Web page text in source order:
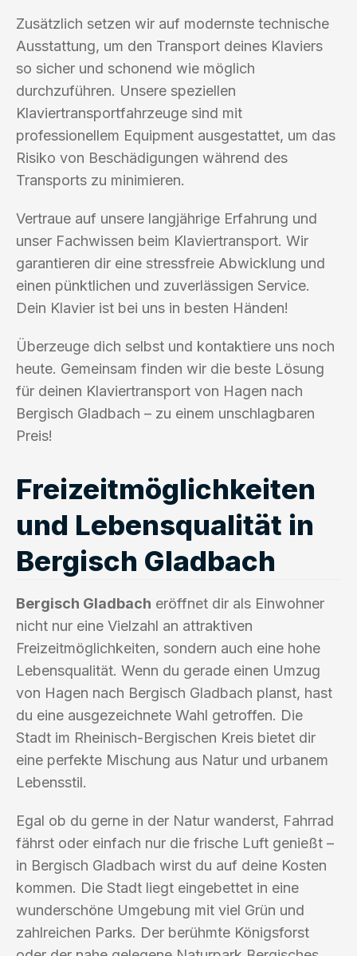
Zusätzlich setzen wir auf modernste technische
Ausstattung, um den Transport deines Klaviers
so sicher und schonend wie möglich
durchzuführen. Unsere speziellen
Klaviertransportfahrzeuge sind mit
professionellem Equipment ausgestattet, um das
Risiko von Beschädigungen während des
Transports zu minimieren.
Vertraue auf unsere langjährige Erfahrung und
unser Fachwissen beim Klaviertransport. Wir
garantieren dir eine stressfreie Abwicklung und
einen pünktlichen und zuverlässigen Service.
Dein Klavier ist bei uns in besten Händen!
Überzeuge dich selbst und kontaktiere uns noch
heute. Gemeinsam finden wir die beste Lösung
für deinen Klaviertransport von Hagen nach
Bergisch Gladbach – zu einem unschlagbaren
Preis!
Freizeitmöglichkeiten
und Lebensqualität in
Bergisch Gladbach
Bergisch Gladbach eröffnet dir als Einwohner
nicht nur eine Vielzahl an attraktiven
Freizeitmöglichkeiten, sondern auch eine hohe
Lebensqualität. Wenn du gerade einen Umzug
von Hagen nach Bergisch Gladbach planst, hast
du eine ausgezeichnete Wahl getroffen. Die
Stadt im Rheinisch-Bergischen Kreis bietet dir
eine perfekte Mischung aus Natur und urbanem
Lebensstil.
Egal ob du gerne in der Natur wanderst, Fahrrad
fährst oder einfach nur die frische Luft genießt –
in Bergisch Gladbach wirst du auf deine Kosten
kommen. Die Stadt liegt eingebettet in eine
wunderschöne Umgebung mit viel Grün und
zahlreichen Parks. Der berühmte Königsforst